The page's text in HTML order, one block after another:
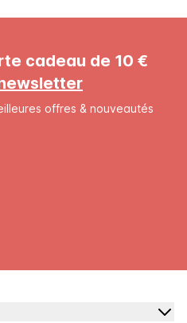
cadeau de 10 €
offres & nouveautés